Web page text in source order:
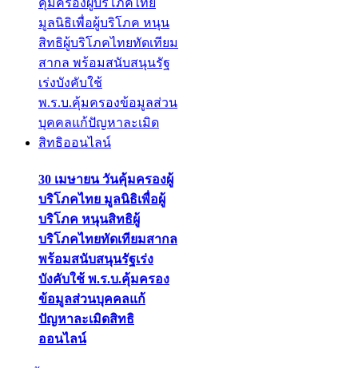
30 เมษายน วันคุ้มครองผู้
บริโภคไทย มูลนิธิเพื่อผู้
บริโภค หนุนสิทธิผู้
บริโภคไทยทัดเทียมสากล
พร้อมสนับสนุนรัฐเร่ง
บังคับใช้ พ.ร.บ.คุ้มครอง
ข้อมูลส่วนบุคคลแก้
ปัญหาละเมิดสิทธิ
ออนไลน์